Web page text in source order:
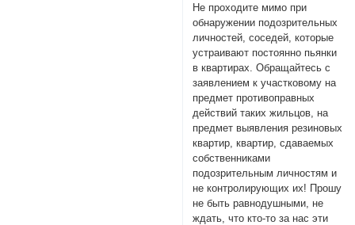
Не проходите мимо при
обнаружении подозрительных
личностей, соседей, которые
устраивают постоянно пьянки
в квартирах. Обращайтесь с
заявлением к участковому на
предмет противоправных
действий таких жильцов, на
предмет выявления резиновых
квартир, квартир, сдаваемых
собственниками
подозрительным личностям и
не контролирующих их! Прошу
не быть равнодушными, не
ждать, что кто-то за нас эти